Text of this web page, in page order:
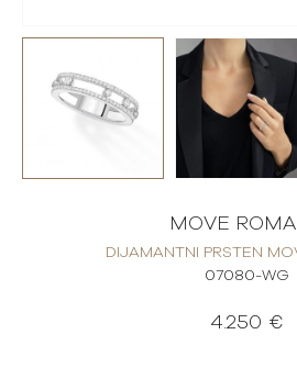
MOVE
DIJAMANTNI PRSTEN
07080-WG
4.250 €